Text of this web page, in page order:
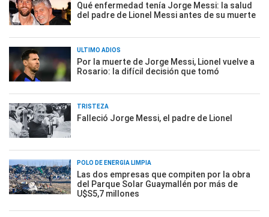
Qué enfermedad tenía Jorge Messi: la salud
del padre de Lionel Messi antes de su muerte
ÚLTIMO ADIÓS
Por la muerte de Jorge Messi, Lionel vuelve a
Rosario: la difícil decisión que tomó
TRISTEZA
Falleció Jorge Messi, el padre de Lionel
POLO DE ENERGÍA LIMPIA
Las dos empresas que compiten por la obra
del Parque Solar Guaymallén por más de
U$S5,7 millones